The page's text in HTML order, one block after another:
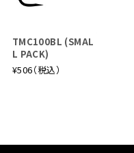
TMC100BL (SMAL
L PACK)
¥506（税込）